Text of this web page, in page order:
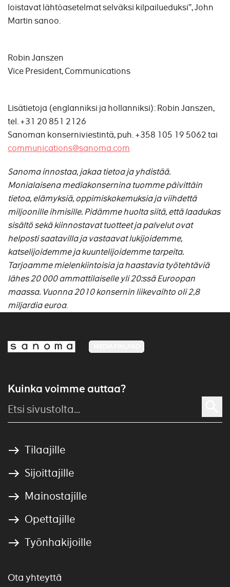
loistavat lähtöasetelmat selväksi kilpailueduksi”, John
Martin sanoo.
Robin Janszen
Vice President, Communications
Lisätietoja (englanniksi ja hollanniksi): Robin Janszen,
tel. +31 20 851 2126
Sanoman konserniviestintä, puh. +358 105 19 5062 tai
communications@sanoma.com
Sanoma innostaa, jakaa tietoa ja yhdistää.
Monialaisena mediakonsernina tuomme päivittäin
tietoa, elämyksiä, oppimiskokemuksia ja viihdettä
miljoonille ihmisille. Pidämme huolta siitä, että laadukas
sisältö sekä kiinnostavat tuotteet ja palvelut ovat
helposti saatavilla ja vastaavat lukijoidemme,
katselijoidemme ja kuuntelijoidemme tarpeita.
Tarjoamme mielenkiintoisia ja haastavia työtehtäviä
lähes 20 000 ammattilaiselle yli 20:ssä Euroopan
maassa. Vuonna 2010 konsernin liikevaihto oli 2,8
miljardia euroa.
Kuinka voimme auttaa?
Tilaajille
Sijoittajille
Mainostajille
Opettajille
Työnhakijoille
Ota yhteyttä